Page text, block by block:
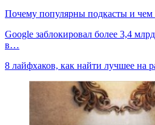
Почему популярны подкасты и
Google заблокировал более 3,4
в…
8 лайфхаков, как найти лучшее на